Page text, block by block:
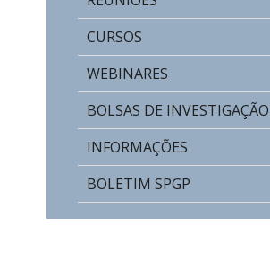
CURSOS
WEBINARES
BOLSAS DE INVESTIGAÇÃO
INFORMAÇÕES
BOLETIM SPGP